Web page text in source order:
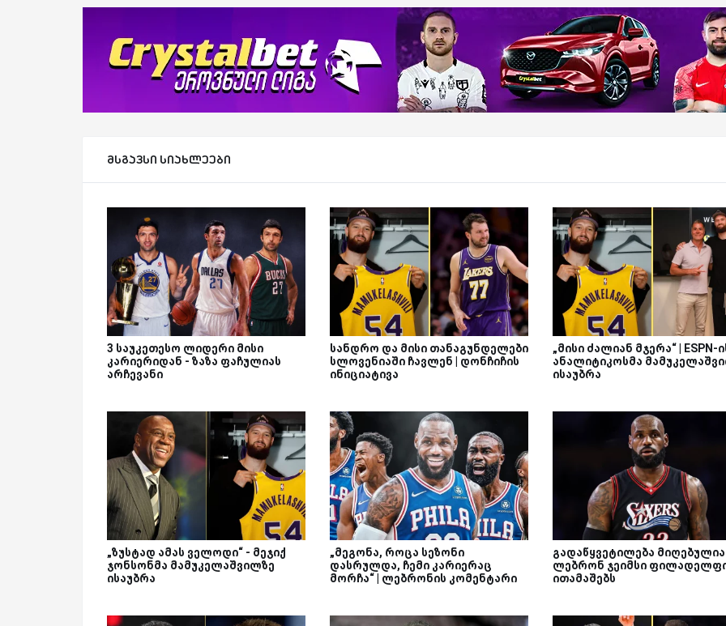
მსგავსი სიახლეები
3 საუკეთესო ლიდერი მისი
კარიერიდან - ზაზა ფაჩულიას
არჩევანი
სანდრო და მისი თანაგუნდელები
სლოვენიაში ჩავლენ | დონჩიჩის
ინიციატივა
„მისი ძალიან მჯერა“ | ESPN-
ანალიტიკოსმა
ისაუბრა
„ზუსტად ამას ველოდი“ - მეჯიქ
ჯონსონმა მამუკელაშვილზე
ისაუბრა
„მეგონა, როცა სეზონი
დასრულდა, ჩემი კარიერაც
მორჩა“ | ლებრონის კომენტარი
გადაწყვეტილება
ლებრონ ჯეიმსი
ითამაშებს